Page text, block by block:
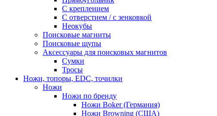
С креплением
С отверстием / с зенковкой
Неокубы
Поисковые магниты
Поисковые щупы
Аксессуары для поисковых магнитов
Сумки
Тросы
Ножи, топоры, EDC, точилки
Ножи
Ножи по бренду
Ножи Boker (Германия)
Ножи Browning (США)